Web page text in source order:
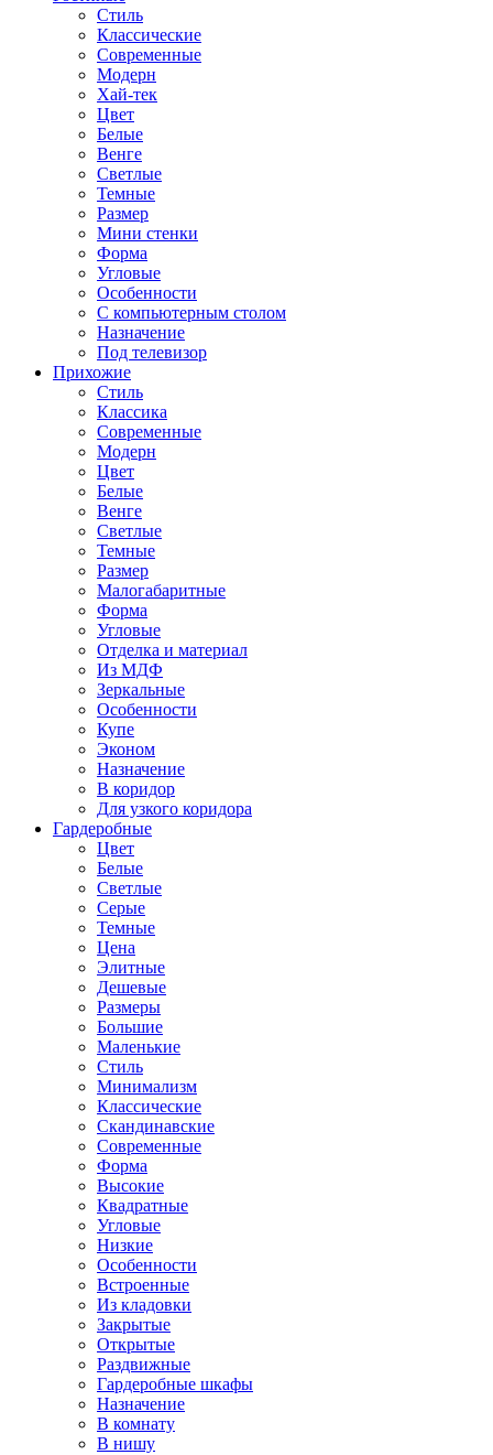
Стиль
Классические
Современные
Модерн
Хай-тек
Цвет
Белые
Венге
Светлые
Темные
Размер
Мини стенки
Форма
Угловые
Особенности
С компьютерным столом
Назначение
Под телевизор
Прихожие
Стиль
Классика
Современные
Модерн
Цвет
Белые
Венге
Светлые
Темные
Размер
Малогабаритные
Форма
Угловые
Отделка и материал
Из МДФ
Зеркальные
Особенности
Купе
Эконом
Назначение
В коридор
Для узкого коридора
Гардеробные
Цвет
Белые
Светлые
Серые
Темные
Цена
Элитные
Дешевые
Размеры
Большие
Маленькие
Стиль
Минимализм
Классические
Скандинавские
Современные
Форма
Высокие
Квадратные
Угловые
Низкие
Особенности
Встроенные
Из кладовки
Закрытые
Открытые
Раздвижные
Гардеробные шкафы
Назначение
В комнату
В нишу